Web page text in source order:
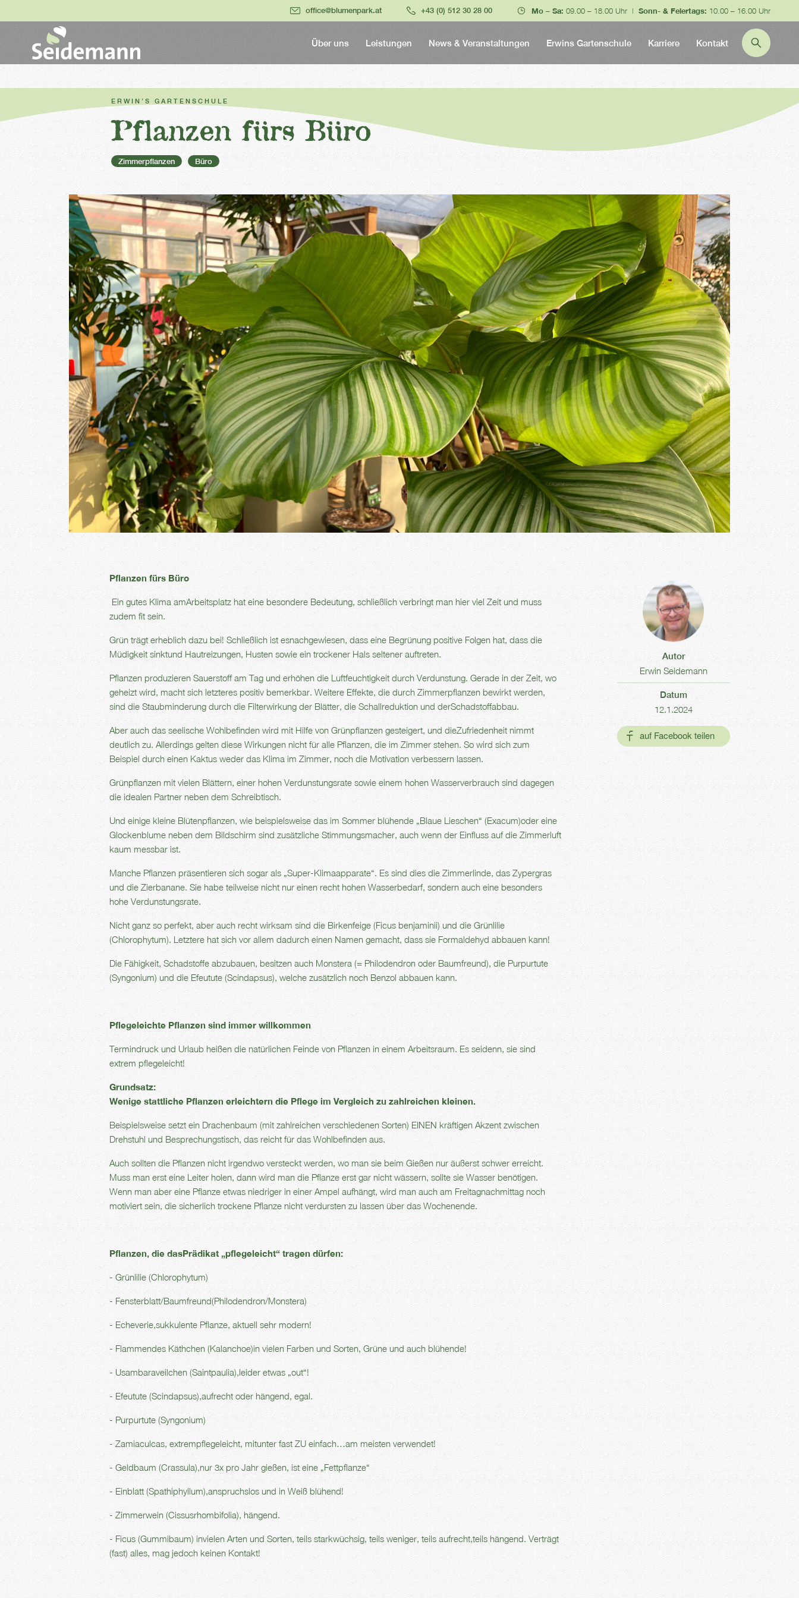
office@blumenpark.at +43 (0) 512 30 28 00 Mo – Sa: 09.00 – 18.00 Uhr | Sonn- & Feiertags: 10.00 – 16.00 Uhr
Über uns Leistungen News & Veranstaltungen Erwins Gartenschule Karriere Kontakt
ERWIN’S GARTENSCHULE
Pflanzen fürs Büro
Zimmerpflanzen Büro
Pflanzen fürs Büro
Ein gutes Klima amArbeitsplatz hat eine besondere Bedeutung, schließlich verbringt man hier viel Zeit und muss
zudem fit sein.
Grün trägt erheblich dazu bei! Schließlich ist esnachgewiesen, dass eine Begrünung positive Folgen hat, dass die
Müdigkeit sinktund Hautreizungen, Husten sowie ein trockener Hals seltener auftreten.
Pflanzen produzieren Sauerstoff am Tag und erhöhen die Luftfeuchtigkeit durch Verdunstung. Gerade in der Zeit, wo
geheizt wird, macht sich letzteres positiv bemerkbar. Weitere Effekte, die durch Zimmerpflanzen bewirkt werden,
sind die Staubminderung durch die Filterwirkung der Blätter, die Schallreduktion und derSchadstoffabbau.
Aber auch das seelische Wohlbefinden wird mit Hilfe von Grünpflanzen gesteigert, und dieZufriedenheit nimmt
deutlich zu. Allerdings gelten diese Wirkungen nicht für alle Pflanzen, die im Zimmer stehen. So wird sich zum
Beispiel durch einen Kaktus weder das Klima im Zimmer, noch die Motivation verbessern lassen.
Grünpflanzen mit vielen Blättern, einer hohen Verdunstungsrate sowie einem hohen Wasserverbrauch sind dagegen
die idealen Partner neben dem Schreibtisch.
Und einige kleine Blütenpflanzen, wie beispielsweise das im Sommer blühende „Blaue Lieschen“ (Exacum)oder eine
Glockenblume neben dem Bildschirm sind zusätzliche Stimmungsmacher, auch wenn der Einfluss auf die Zimmerluft
kaum messbar ist.
Manche Pflanzen präsentieren sich sogar als „Super-Klimaapparate“. Es sind dies die Zimmerlinde, das Zypergras
und die Zierbanane. Sie habe teilweise nicht nur einen recht hohen Wasserbedarf, sondern auch eine besonders
hohe Verdunstungsrate.
Nicht ganz so perfekt, aber auch recht wirksam sind die Birkenfeige (Ficus benjaminii) und die Grünlilie
(Chlorophytum). Letztere hat sich vor allem dadurch einen Namen gemacht, dass sie Formaldehyd abbauen kann!
Die Fähigkeit, Schadstoffe abzubauen, besitzen auch Monstera (= Philodendron oder Baumfreund), die Purpurtute
(Syngonium) und die Efeutute (Scindapsus), welche zusätzlich noch Benzol abbauen kann.
Pflegeleichte Pflanzen sind immer willkommen
Termindruck und Urlaub heißen die natürlichen Feinde von Pflanzen in einem Arbeitsraum. Es seidenn, sie sind
extrem pflegeleicht!
Grundsatz:
Wenige stattliche Pflanzen erleichtern die Pflege im Vergleich zu zahlreichen kleinen.
Beispielsweise setzt ein Drachenbaum (mit zahlreichen verschiedenen Sorten) EINEN kräftigen Akzent zwischen
Drehstuhl und Besprechungstisch, das reicht für das Wohlbefinden aus.
Auch sollten die Pflanzen nicht irgendwo versteckt werden, wo man sie beim Gießen nur äußerst schwer erreicht.
Muss man erst eine Leiter holen, dann wird man die Pflanze erst gar nicht wässern, sollte sie Wasser benötigen.
Wenn man aber eine Pflanze etwas niedriger in einer Ampel aufhängt, wird man auch am Freitagnachmittag noch
motiviert sein, die sicherlich trockene Pflanze nicht verdursten zu lassen über das Wochenende.
Pflanzen, die dasPrädikat „pflegeleicht“ tragen dürfen:
- Grünlilie (Chlorophytum)
- Fensterblatt/Baumfreund(Philodendron/Monstera)
- Echeverie,sukkulente Pflanze, aktuell sehr modern!
- Flammendes Käthchen (Kalanchoe)in vielen Farben und Sorten, Grüne und auch blühende!
- Usambaraveilchen (Saintpaulia),leider etwas „out“!
- Efeutute (Scindapsus),aufrecht oder hängend, egal.
- Purpurtute (Syngonium)
- Zamiaculcas, extrempflegeleicht, mitunter fast ZU einfach…am meisten verwendet!
- Geldbaum (Crassula),nur 3x pro Jahr gießen, ist eine „Fettpflanze“
- Einblatt (Spathiphyllum),anspruchslos und in Weiß blühend!
- Zimmerwein (Cissusrhombifolia), hängend.
- Ficus (Gummibaum) invielen Arten und Sorten, teils starkwüchsig, teils weniger, teils aufrecht,teils hängend. Verträgt
(fast) alles, mag jedoch keinen Kontakt!
Autor
Erwin Seidemann
Datum
12.1.2024